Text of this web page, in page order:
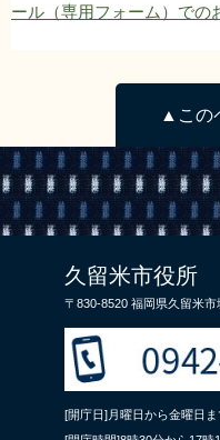
ール（専用フォーム）での
▲この
久留米市役所
〒830-8520 福岡県久留米
[開庁日]月曜日から金曜日